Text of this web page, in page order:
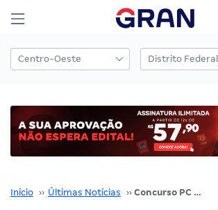
Início ›› Últimas Notícias ›› Concurso PC RN: Alocação de candidatos para Mossoró. Entenda!